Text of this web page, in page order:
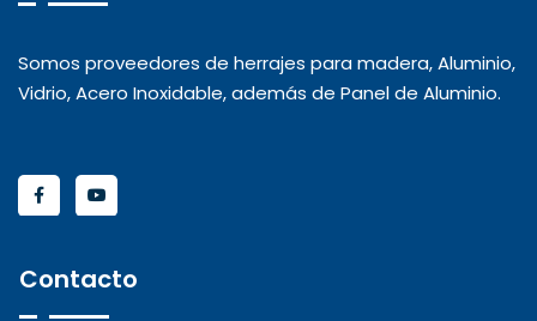
Somos proveedores de herrajes para madera, Aluminio,
Vidrio, Acero Inoxidable, además de Panel de Aluminio.
Contacto